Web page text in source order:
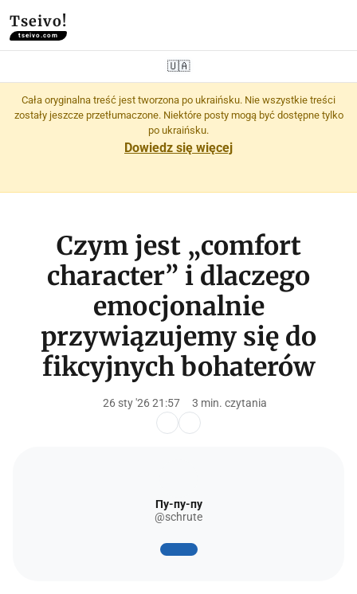
Tseivo!
tseivo.com
🇺🇦
Cała oryginalna treść jest tworzona po ukraińsku. Nie wszystkie treści
zostały jeszcze przetłumaczone. Niektóre posty mogą być dostępne tylko
po ukraińsku.
Dowiedz się więcej
Czym jest „comfort
character” i dlaczego
emocjonalnie
przywiązujemy się do
fikcyjnych bohaterów
26 sty '26 21:57 3 min. czytania
Пу-пу-пу
@schrute